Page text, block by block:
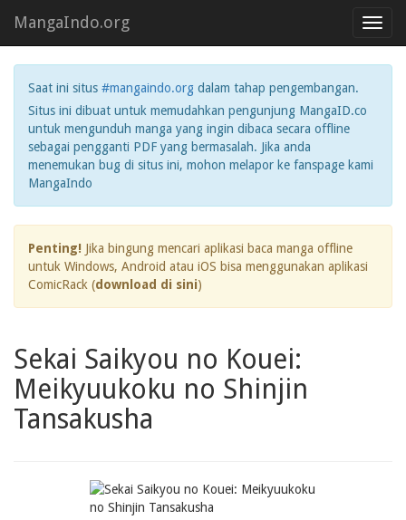
MangaIndo.org
Saat ini situs #mangaindo.org dalam tahap pengembangan.
Situs ini dibuat untuk memudahkan pengunjung MangaID.co
untuk mengunduh manga yang ingin dibaca secara offline
sebagai pengganti PDF yang bermasalah. Jika anda
menemukan bug di situs ini, mohon melapor ke fanspage kami
MangaIndo
Penting! Jika bingung mencari aplikasi baca manga offline
untuk Windows, Android atau iOS bisa menggunakan aplikasi
ComicRack (download di sini)
Sekai Saikyou no Kouei:
Meikyuukoku no Shinjin
Tansakusha